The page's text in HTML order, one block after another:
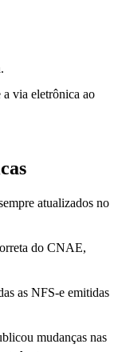
via eletrônica ao
atualizados no
do CNAE,
as NFS-e emitidas
mudanças nas